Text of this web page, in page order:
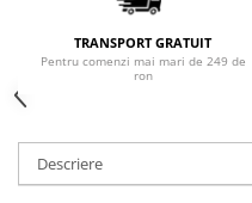
Bluze Pisici
Bluze Primavara
Bluze Tattoo
Bluze X-mas
Hanorace Unisex
TRANSPORT GRATUIT
Pentru comenzi mai mari de 249 de
ron
Descriere